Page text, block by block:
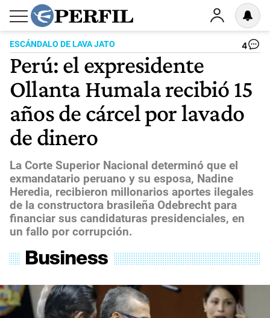
ESCÁNDALO DE LAVA JATO 4
Perú: el expresidente
Ollanta Humala recibió 15
años de cárcel por lavado
de dinero
La Corte Superior Nacional determinó que el
exmandatario peruano y su esposa, Nadine
Heredia, recibieron millonarios aportes ilegales
de la constructora brasileña Odebrecht para
financiar sus candidaturas presidenciales, en
un fallo por corrupción.